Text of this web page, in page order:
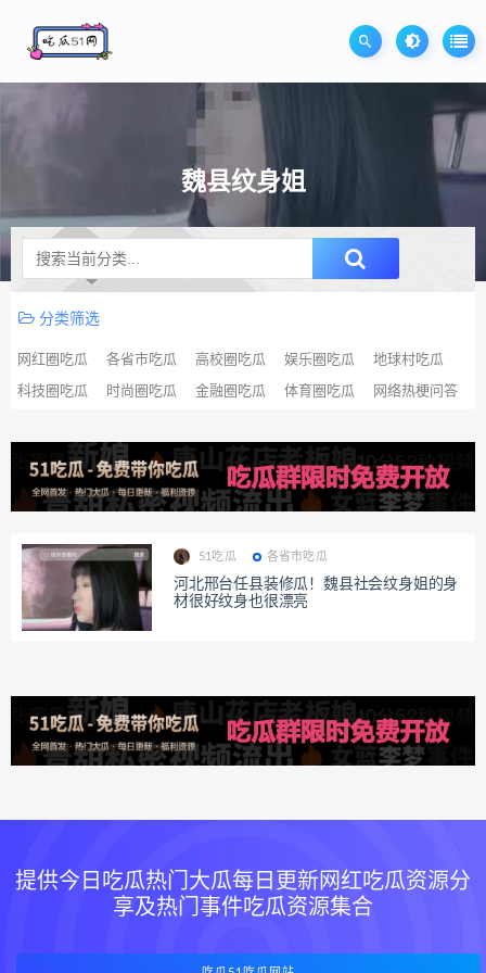
魏县纹身姐
升级SVIP无限免费下载
分类筛选
网红圈吃瓜 各省市吃瓜 高校圈吃瓜 娱乐圈吃瓜 地球村吃瓜
科技圈吃瓜 时尚圈吃瓜 金融圈吃瓜 体育圈吃瓜 网络热梗问答
51吃瓜 各省市吃瓜
河北邢台任县装修瓜！魏县社会纹身姐的身
材很好纹身也很漂亮
提供今日吃瓜热门大瓜每日更新网红吃瓜资源分
享及热门事件吃瓜资源集合